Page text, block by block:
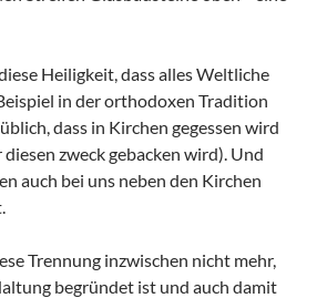
Heiligkeit, dass alles Weltliche
in der orthodoxen Tradition
dass in Kirchen gegessen wird
zweck gebacken wird). Und
auch bei uns neben den Kirchen
Trennung inzwischen nicht mehr,
begründet ist und auch damit